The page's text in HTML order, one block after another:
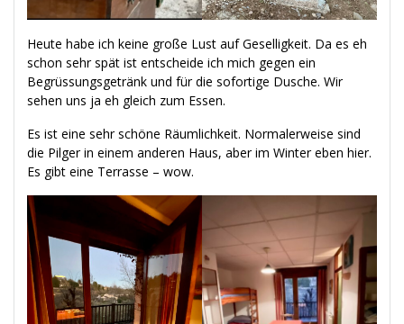
Heute habe ich keine große Lust auf Geselligkeit. Da es eh
schon sehr spät ist entscheide ich mich gegen ein
Begrüssungsgetränk und für die sofortige Dusche. Wir
sehen uns ja eh gleich zum Essen.
Es ist eine sehr schöne Räumlichkeit. Normalerweise sind
die Pilger in einem anderen Haus, aber im Winter eben hier.
Es gibt eine Terrasse – wow.